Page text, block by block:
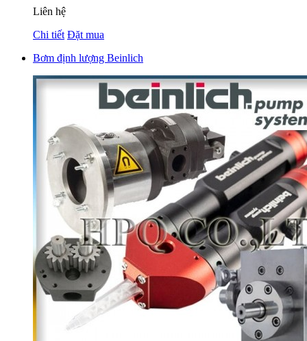
Liên hệ
Chi tiết Đặt mua
Bơm định lượng Beinlich